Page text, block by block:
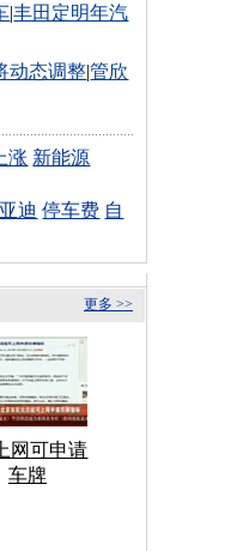
|丰田定明年汽
动态调整|管欣
涨 新能源
迪 停车费 自
更多 >>
上网可申请
车牌